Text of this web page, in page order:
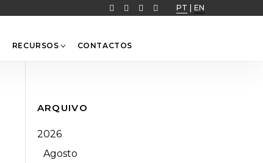
PT EN
RECURSOS CONTACTOS
ARQUIVO
2026
Agosto